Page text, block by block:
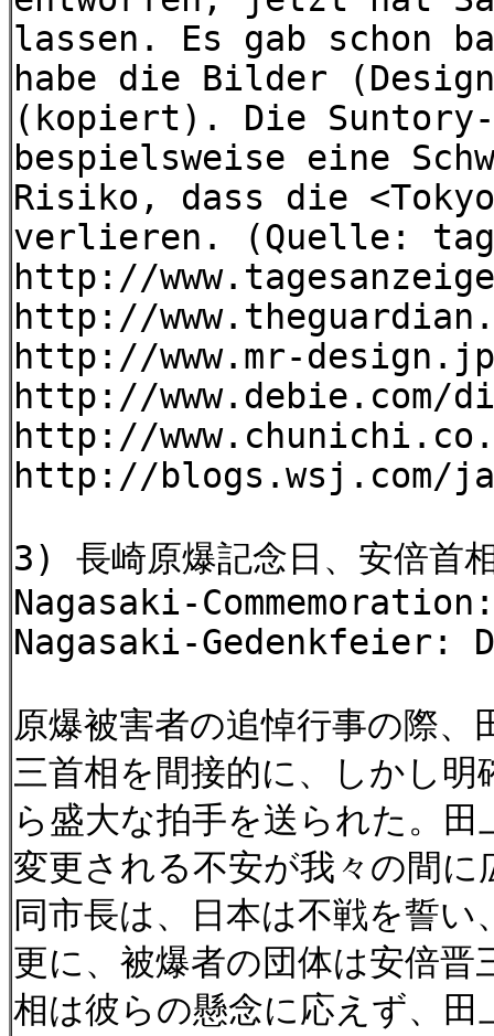
lassen. Es gab schon
habe die Bilder
(kopiert). Die
bespielsweise eine
Risiko, dass die
verlieren. (Quelle:
http://
http://
http://www.mr-
http://www.debie.com/
http://
http://blogs.wsj.com/
3) 長崎原爆記念日、安倍
Nagasaki-
Nagasaki-
原爆被害者の追悼行事の際
三首相を間接的に、しかし
ら盛大な拍手を送られた。
変更される不安が我々の間
同市長は、日本は不戦を誓
更に、被爆者の団体は安倍
相は彼らの懸念に応えず、